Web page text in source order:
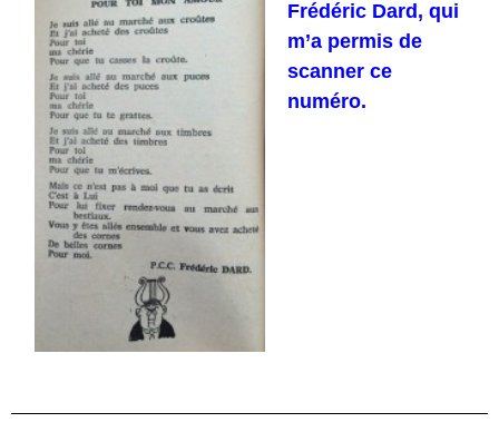
Frédéric Dard, qui
m’a permis de
scanner ce
numéro.